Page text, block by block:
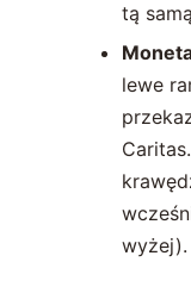
tą
lewe
wyżej).